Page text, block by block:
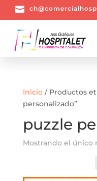

Inicio/ Productos
personalizado”
puzzle
Mostrando el único